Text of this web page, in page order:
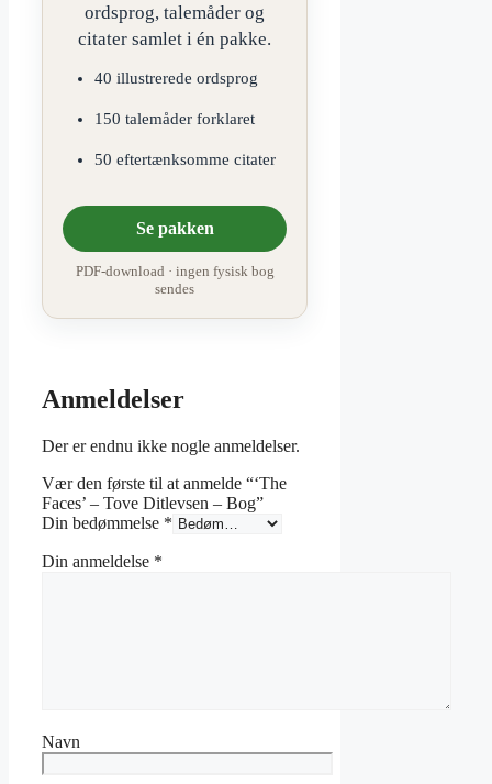
ordsprog, talemåder og
citater samlet i én pakke.
40 illustrerede ordsprog
150 talemåder forklaret
50 eftertænksomme citater
Se pakken
PDF-download · ingen fysisk bog
sendes
Anmeldelser
Der er endnu ikke nogle anmeldelser.
Vær den første til at anmelde “‘The
Faces’ – Tove Ditlevsen – Bog”
Din bedømmelse *
Din anmeldelse *
Navn